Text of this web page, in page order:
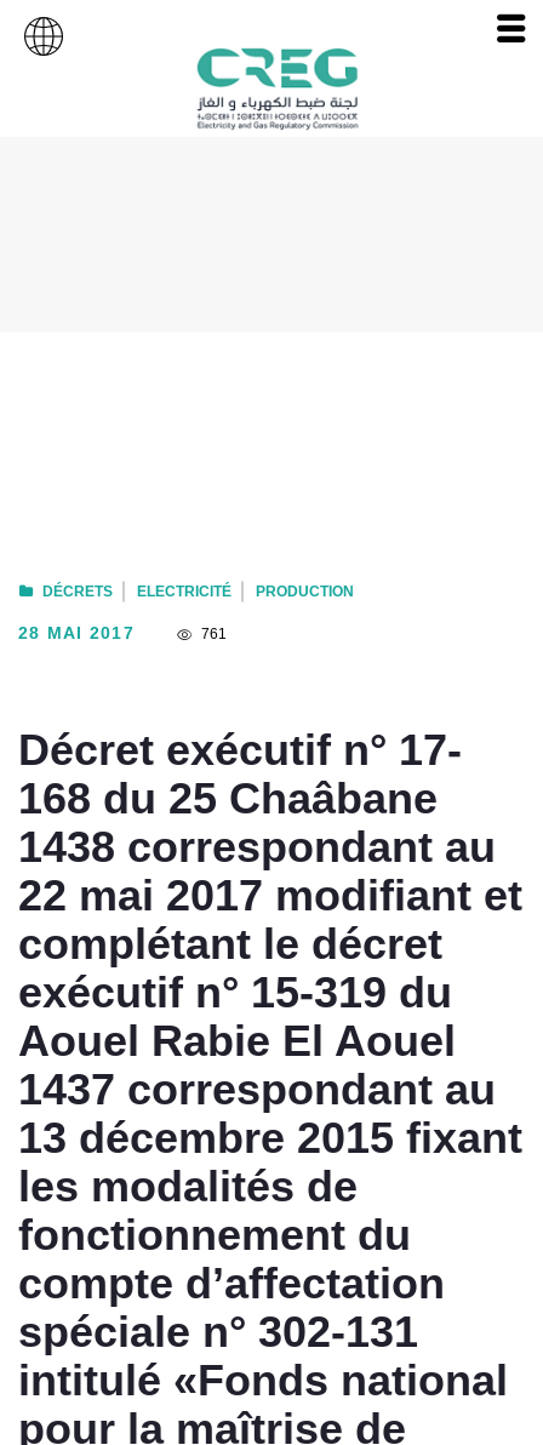
DÉCRETS ELECTRICITÉ PRODUCTION
28 MAI 2017 761
Décret exécutif n° 17-
168 du 25 Chaâbane
1438 correspondant au
22 mai 2017 modifiant et
complétant le décret
exécutif n° 15-319 du
Aouel Rabie El Aouel
1437 correspondant au
13 décembre 2015 fixant
les modalités de
fonctionnement du
compte d’affectation
spéciale n° 302-131
intitulé «Fonds national
pour la maîtrise de